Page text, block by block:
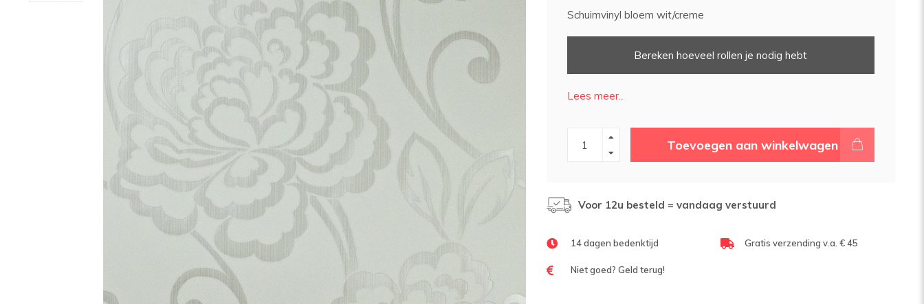
Schuimvinyl bloem wit/creme
Bereken hoeveel rollen je nodig hebt
Lees meer..
Toevoegen aan winkelwagen
Voor 12u besteld = vandaag verstuurd
14 dagen bedenktijd Gratis verzending v.a. € 45
Niet goed? Geld terug!